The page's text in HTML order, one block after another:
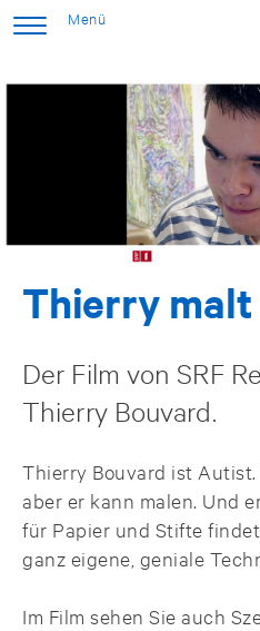
Thierry malt
Der Film von SRF
Thierry Bouvard.
Thierry Bouvard ist
aber er kann malen. Und
für Papier und Stifte
ganz eigene, geniale
Im Film sehen Sie auch